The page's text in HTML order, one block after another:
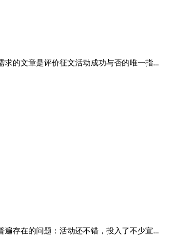
的文章是评价征文活动成功与否的唯一指...
存在的问题：活动还不错，投入了不少宣...